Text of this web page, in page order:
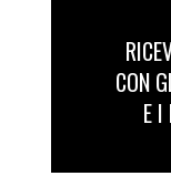
CON
E I